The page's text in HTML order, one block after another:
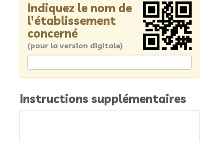
Indiquez le nom de
l'établissement
concerné
(pour la version digitale)
Instructions supplémentaires